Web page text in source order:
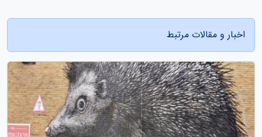
اخبار و مقالات مرتبط